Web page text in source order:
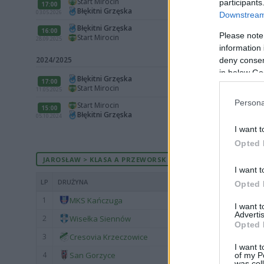
Please
information
deny
in below
I want
Opted
I want
Opted
I want
Opted
I want
of my
17:00
03.05.2026
Błękitni Grzęska
16:00
28.09.2025
Błękitni Grzęska
Start Mirocin
2024/2025
17:00
11.05.2025
Błękitni Grzęska
Start Mirocin
15:00
05.10.2024
Start Mirocin
Błękitni Grzęska
JAROSŁAW > KLASA A PRZEWORSK - AKTUALNA TABELA
LP DRUŻYNA
1 MKS Kańczuga
2 Wisełka Siennów
3 Cresovia Krzeczowice
4 San Gorzyce